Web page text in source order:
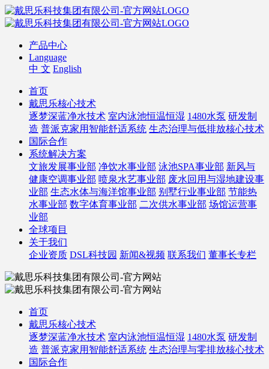
产品中心
Language
中 文 English
首页
戴思乐核心技术
逐梦深蓝净水技术 室内泳池恒温恒湿 1480水泵 研发制
造 普派克家用智能舒适系统 生态治理与低排放核心技术
国际合作
系统解决方案
文旅发展事业部 净饮水事业部 泳池SPA事业部 新风与
健康空调事业部 喷泉水艺事业部 废水回用与湿地建设事
业部 生态水体与海洋馆事业部 别墅行业事业部 节能热
水事业部 数字体育事业部 二次供水事业部 场馆运营事
业部
全球项目
关于我们
企业资质 DSL科技园 新闻&视频 联系我们 董事长专栏
首页
戴思乐核心技术
逐梦深蓝净水技术 室内泳池恒温恒湿 1480水泵 研发制
造 普派克家用智能舒适系统 生态治理与零排放核心技术
国际合作